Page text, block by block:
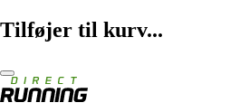
Tilføjer til kurv...